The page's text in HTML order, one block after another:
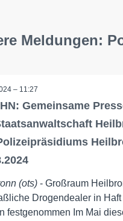
Meldungen:
– 11:27
Gemeinsame
(ots) - Großraum
Drogendealer in
festgenommen Im Mai